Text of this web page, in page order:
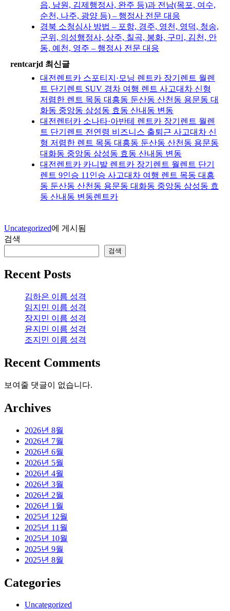
읍, 남원, 김제행정사, 완주 등)과 전남(목포, 여수,
순천, 나주, 광양 등) – 행정사 전문 대응
경북 소청심사 방법 – 포항, 경주, 영천, 영덕, 청송,
군위, 의성행정사, 상주, 칠곡, 봉화, 구미, 김천, 안
동, 예천, 영주 – 행정사 전문 대응
rentcarjd 최신글
대전렌트카 스포티지·모닝 렌트카 장기렌트 월렌
트 단기렌트 SUV 경차 여행 렌트 사고대차 신형
저렴한 렌트 목동 대흥동 둔산동 산천동 용문동 대
화동 중앙동 삼성동 효동 산내동 변동
대전렌터카 소나타·아반테 렌트카 장기렌트 월렌
트 단기렌트 전연령 비즈니스 출퇴근 사고대차 신
형 저렴한 렌트 목동 대흥동 둔산동 산천동 용문동
대화동 중앙동 삼성동 효동 산내동 변동
대전렌트카 카니발 렌트카 장기렌트 월렌트 단기
렌트 9인승 11인승 사고대차 여행 렌트 목동 대흥
동 둔산동 산천동 용문동 대화동 중앙동 삼성동 효
동 산내동 변동렌트카
Uncategorized에 게시됨
검색
검색
Recent Posts
김하은 이름 성격
임지민 이름 성격
장지민 이름 성격
윤지민 이름 성격
조지민 이름 성격
Recent Comments
보여줄 댓글이 없습니다.
Archives
2026년 8월
2026년 7월
2026년 6월
2026년 5월
2026년 4월
2026년 3월
2026년 2월
2026년 1월
2025년 12월
2025년 11월
2025년 10월
2025년 9월
2025년 8월
Categories
Uncategorized